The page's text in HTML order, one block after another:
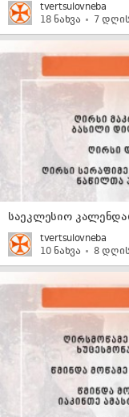
tvertsulovneba
18 ნახვა
7
საეკლესიო
tvertsulovneba
10 ნახვა
8